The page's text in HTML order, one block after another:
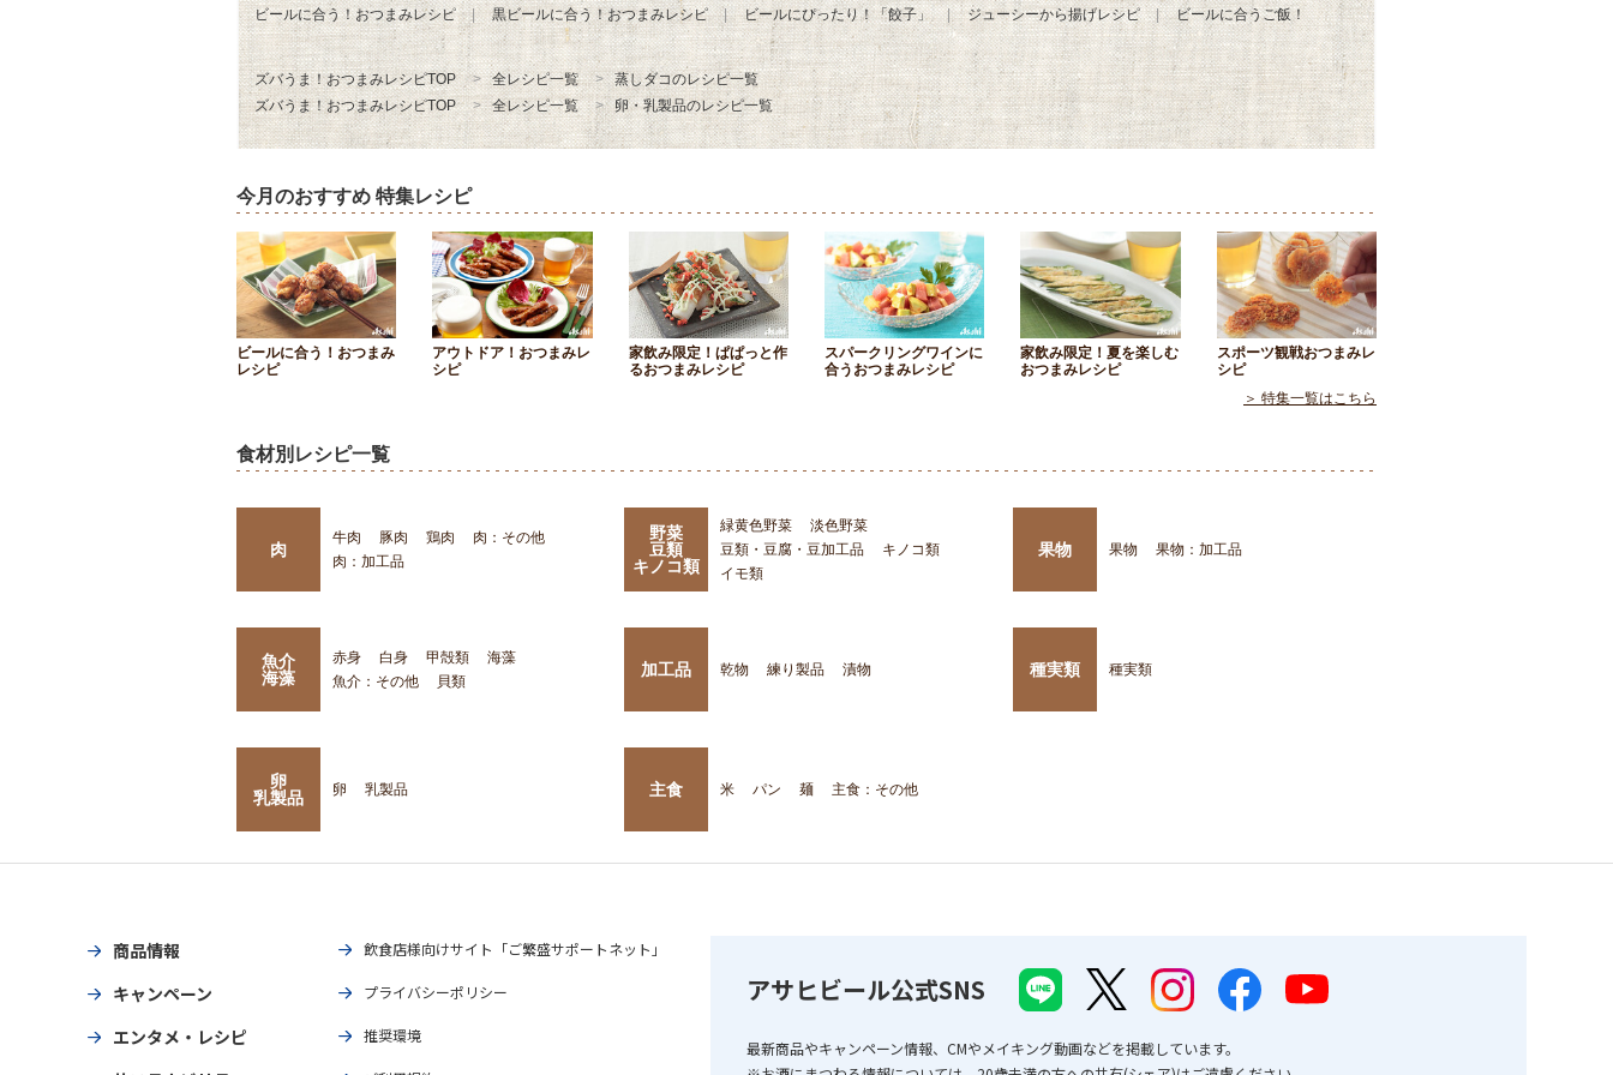
ビールに合う！おつまみレシピ
黒ビールに合う！おつまみレシピ ビールにぴったり！「餃子」 ジューシーから揚げレシピ ビールに合うご飯！
ズバうま！おつまみレシピTOP 全レシピ一覧
蒸しダコのレシピ一覧
ズバうま！おつまみレシピTOP
全レシピ一覧 卵・乳製品のレシピ一覧
今月のおすすめ 特集レシピ
ビールに合う！おつまみ
レシピ
アウトドア！おつまみレ
シピ
家飲み限定！ぱぱっと作
るおつまみレシピ
スパークリングワインに
合うおつまみレシピ
家飲み限定！夏を楽しむ
おつまみレシピ
スポーツ観戦おつまみレ
シピ
＞ 特集一覧はこちら
食材別レシピ一覧
肉
牛肉 豚肉 鶏肉
肉：その他
肉：加工品
野菜
豆類
キノコ類
緑黄色野菜
淡色野菜
豆類・豆腐・豆加工品
キノコ類
イモ類
果物 果物 果物：加工品
魚介
海藻
赤身 白身 甲殻類
海藻
魚介：その他
貝類
加工品 乾物 練り製品 漬物 種実類 種実類
卵
乳製品
卵 乳製品 主食 米 パン 麺 主食：その他
商品情報
キャンペーン
エンタメ・レシピ
飲食店様向けサイト「ご繁盛サポートネット」
プライバシーポリシー
推奨環境
アサヒビール公式SNS
最新商品やキャンペーン情報、CMやメイキング動画などを掲載しています。